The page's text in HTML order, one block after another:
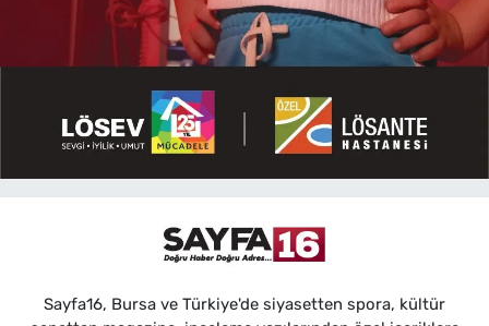
Sayfa16, Bursa ve Türkiye'de siyasetten spora, kültür